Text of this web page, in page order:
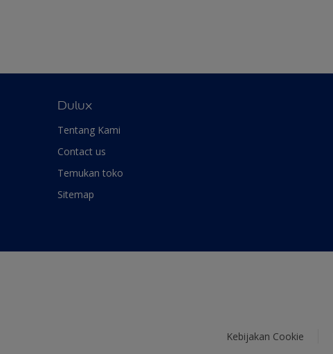
Dulux
Tentang Kami
Contact us
Temukan toko
Sitemap
Kebijakan Cookie